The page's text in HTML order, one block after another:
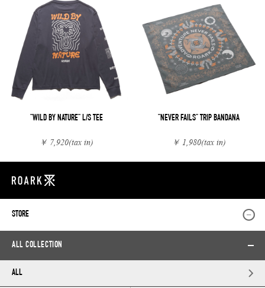
"WILD BY NATURE" L/S TEE
￥ 7,920(tax in)
"NEVER FAILS" TRIP BANDANA
￥ 1,980(tax in)
STORE
ALL COLLECTION
ALL